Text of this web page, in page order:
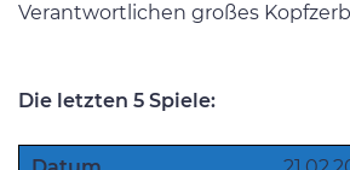
Verantwortlichen großes
Die letzten 5 Spiele: